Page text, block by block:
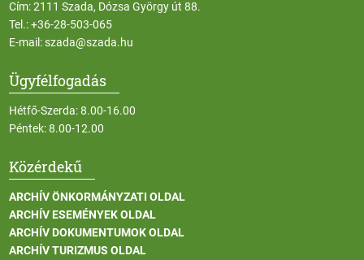
Cím: 2111 Szada, Dózsa György út 88.
Tel.:+36-28-503-065
E-mail:szada@szada.hu
Ügyfélfogadás
Hétfő-Szerda: 8.00-16.00
Péntek: 8.00-12.00
Közérdekű
ARCHÍV ÖNKORMÁNYZATI OLDAL
ARCHÍV ESEMÉNYEK OLDAL
ARCHÍV DOKUMENTUMOK OLDAL
ARCHÍV TURIZMUS OLDAL